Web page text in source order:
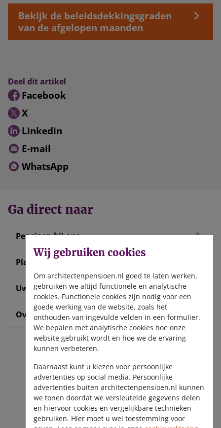
Bekijk de beleidsdekkingsgraden
van de afgelopen maanden
Deel dit artikel
Facebook
X
Linkedin
E-mail
WhatsApp
Ga direct naar
Pensioen bij ons
Plan uw pensioen
Uw situatie verandert
Over ons
Ontvang de nieuwsbrief
Wij gebruiken cookies
Om architectenpensioen.nl goed te laten werken,
gebruiken we altijd functionele en analytische
cookies. Functionele cookies zijn nodig voor een
goede werking van de website, zoals het
onthouden van ingevulde velden in een formulier.
We bepalen met analytische cookies hoe onze
website gebruikt wordt en hoe we de ervaring
kunnen verbeteren.
Daarnaast kunt u kiezen voor persoonlijke
advertenties op social media. Persoonlijke
advertenties buiten architectenpensioen.nl kunnen
we tonen doordat we versleutelde gegevens delen
en hiervoor cookies en vergelijkbare technieken
gebruiken. Hier moet u wel toestemming voor